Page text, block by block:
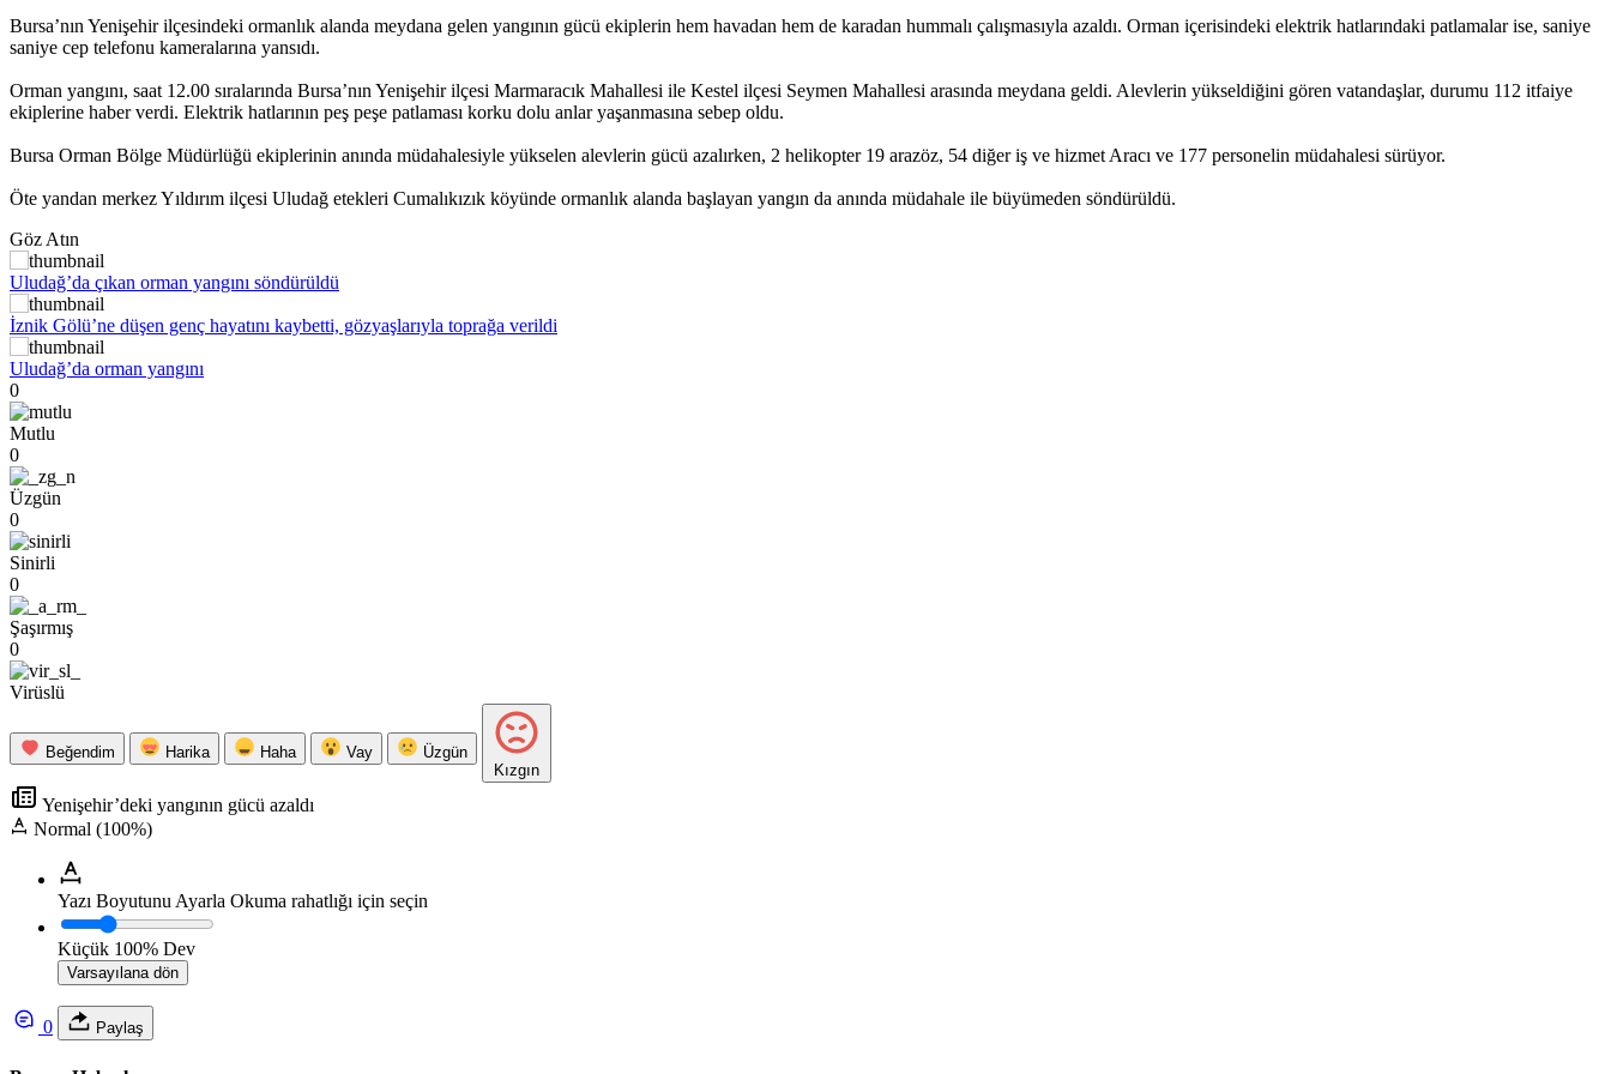
Bursa’nın Yenişehir ilçesindeki ormanlık alanda meydana gelen yangının gücü ekiplerin hem havadan hem de karadan hummalı çalışmasıyla azaldı. Orman içerisindeki elektrik hatlarındaki patlamalar ise, saniye
saniye cep telefonu kameralarına yansıdı.
Orman yangını, saat 12.00 sıralarında Bursa’nın Yenişehir ilçesi Marmaracık Mahallesi ile Kestel ilçesi Seymen Mahallesi arasında meydana geldi. Alevlerin yükseldiğini gören vatandaşlar, durumu 112 itfaiye
ekiplerine haber verdi. Elektrik hatlarının peş peşe patlaması korku dolu anlar yaşanmasına sebep oldu.
Bursa Orman Bölge Müdürlüğü ekiplerinin anında müdahalesiyle yükselen alevlerin gücü azalırken, 2 helikopter 19 arazöz, 54 diğer iş ve hizmet Aracı ve 177 personelin müdahalesi sürüyor.
Öte yandan merkez Yıldırım ilçesi Uludağ etekleri Cumalıkızık köyünde ormanlık alanda başlayan yangın da anında müdahale ile büyümeden söndürüldü.
Göz Atın
Uludağ’da çıkan orman yangını söndürüldü
İznik Gölü’ne düşen genç hayatını kaybetti, gözyaşlarıyla toprağa verildi
Uludağ’da orman yangını
0
Mutlu
0
Üzgün
0
Sinirli
0
Şaşırmış
0
Virüslü
Beğendim Harika Haha Vay
Üzgün
Kızgın
Yenişehir’deki yangının gücü azaldı
Normal (100%)
Yazı Boyutunu Ayarla Okuma rahatlığı için seçin
Küçük 100% Dev
Varsayılana dön
0 Paylaş